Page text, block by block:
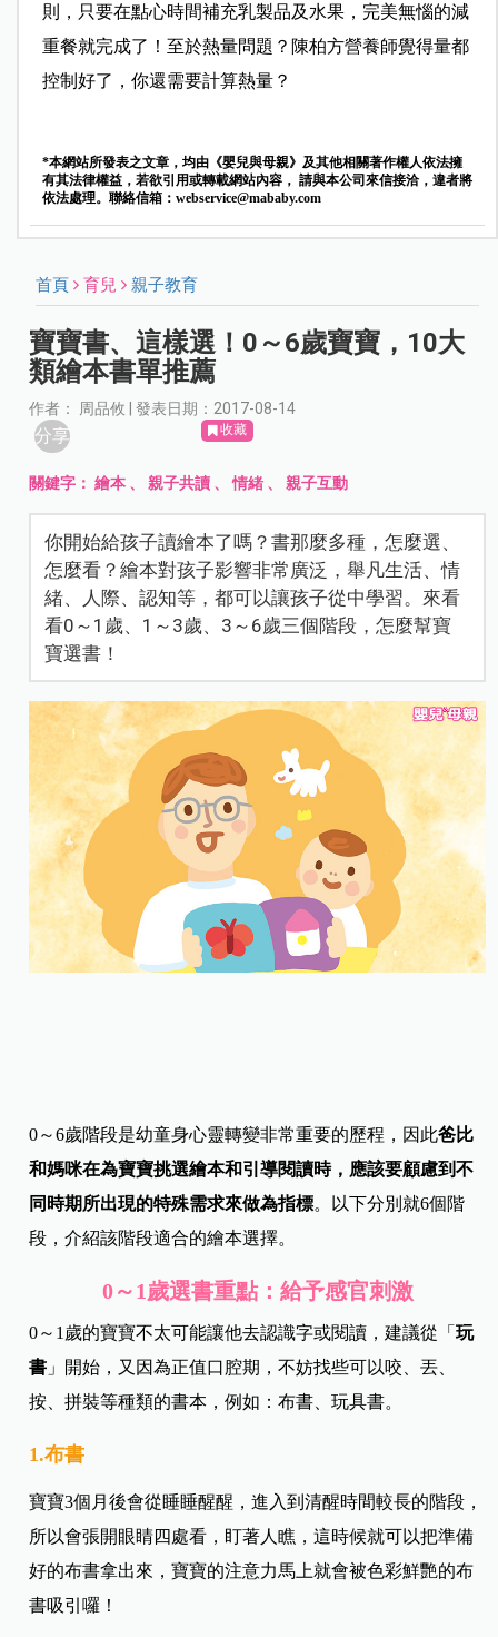
則，只要在點心時間補充乳製品及水果，完美無惱的減
重餐就完成了！至於熱量問題？ 陳柏方營養師覺得量都
控制好了，你還需要計算熱量？
*本網站所發表之文章，均由《嬰兒與母親》及其他相關著作權人依法擁
有其法律權益，若欲引用或轉載網站內容， 請與本公司來信接洽，違者將
依法處理。聯絡信箱： webservice@mababy.com
首頁 育兒 親子教育
寶寶書、這樣選！0～6歲寶寶，10大
類繪本書單推薦
作者： 周品攸 | 發表日期：2017-08-14
分享 收藏
關鍵字：繪本 、親子共讀 、情緒 、親子互動
你開始給孩子讀繪本了嗎？書那麼多種，怎麼選、
怎麼看？繪本對孩子影響非常廣泛，舉凡生活、情
緒、人際、認知等，都可以讓孩子從中學習。來看
看0～1歲、1～3歲、3～6歲三個階段，怎麼幫寶
寶選書！
0～6歲階段是幼童身心靈轉變非常重要的歷程，因此爸比
和媽咪在為寶寶挑選繪本和引導閱讀時，應該要顧慮到不
同時期所出現的特殊需求來做為指標。以下分別就6個階
段，介紹該階段適合的繪本選擇。
0～1歲選書重點：給予感官刺激
0～1歲的寶寶不太可能讓他去認識字或閱讀，建議從「玩
書 」開始，又因為正值口腔期，不妨找些可以咬、丟、
按、拼裝等種類的書本，例如：布書、玩具書。
1.布書
寶寶3個月後會從睡睡醒醒，進入到清醒時間較長的階段，
所以會張開眼睛四處看，盯著人瞧，這時候就可以把準備
好的布書拿出來，寶寶的注意力馬上就會被色彩鮮艷的布
書吸引囉！